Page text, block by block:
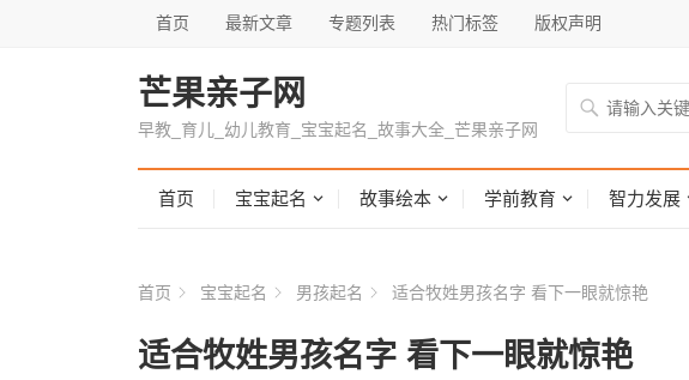
首页 最新文章 专题列表 热门标签 版权声明
芒果亲子网
早教_育儿_幼儿教育_宝宝起名_故事大全_芒果亲子网
首页 宝宝起名 故事绘本 学前教育 智力发展
首页 宝宝起名 男孩起名 适合牧姓男孩名字 看下一眼就惊艳
适合牧姓男孩名字 看下一眼就惊艳